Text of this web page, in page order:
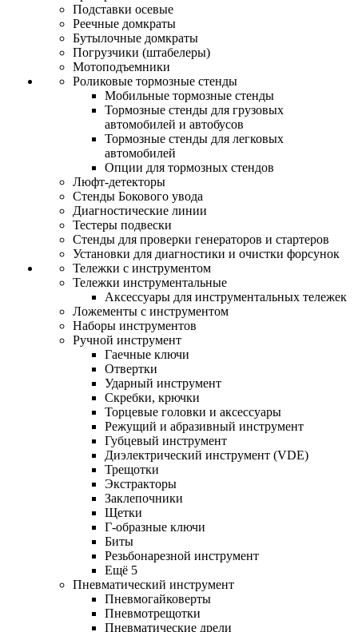
Подставки осевые
Реечные домкраты
Бутылочные домкраты
Погрузчики (штабелеры)
Мотоподъемники
Роликовые тормозные стенды
Мобильные тормозные стенды
Тормозные стенды для грузовых
автомобилей и автобусов
Тормозные стенды для легковых
автомобилей
Опции для тормозных стендов
Люфт-детекторы
Стенды Бокового увода
Диагностические линии
Тестеры подвески
Стенды для проверки генераторов и стартеров
Установки для диагностики и очистки форсунок
Тележки с инструментом
Тележки инструментальные
Аксессуары для инструментальных тележек
Ложементы с инструментом
Наборы инструментов
Ручной инструмент
Гаечные ключи
Отвертки
Ударный инструмент
Скребки, крючки
Торцевые головки и аксессуары
Режущий и абразивный инструмент
Губцевый инструмент
Диэлектрический инструмент (VDE)
Трещотки
Экстракторы
Заклепочники
Щетки
Г-образные ключи
Биты
Резьбонарезной инструмент
Ещё 5
Пневматический инструмент
Пневмогайковерты
Пневмотрещотки
Пневматические дрели